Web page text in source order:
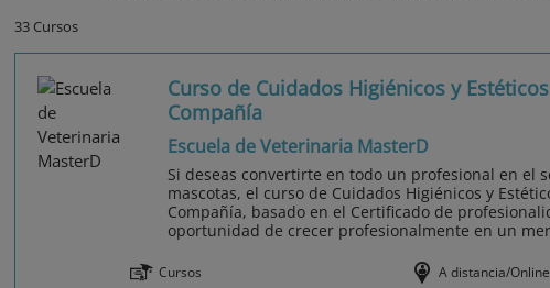
33 Cursos
Curso de Cuidados Higiénicos y
Compañía
Escuela de Veterinaria MasterD
Si deseas convertirte en todo un profesional en el
mascotas, el curso de Cuidados Higiénicos y
Compañía, basado en el Certificado de
oportunidad de crecer profesionalmente en un
Cursos A distancia/